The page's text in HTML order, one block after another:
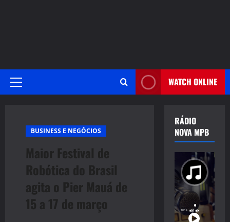
Primary
WATCH ONLINE
BUSINESS E NEGÓCIOS
Maior Festival de
Robótica do Brasil
agita o Pier Mauá de
15 a 17 de março
RÁDIO
NOVA MPB